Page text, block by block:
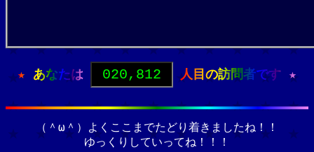
★ あなたは 020,812 人目の訪問者です ★
（＾ω＾）よくここまでたどり着きましたね！！
ゆっくりしていってね！！！